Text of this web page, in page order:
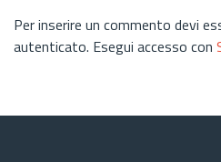
Per inserire un commento devi
autenticato. Esegui accesso con